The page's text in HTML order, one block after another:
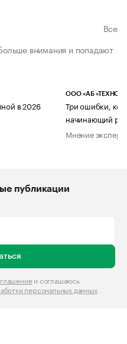
Все
внимания и попадают
в 2026
ООО «АБ
Три ошибки,
начинающий
Мнение
публикации
и соглашаюсь
персональных данных.